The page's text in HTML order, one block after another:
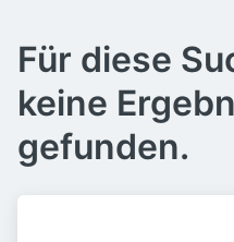
Für diese
keine
gefunden.